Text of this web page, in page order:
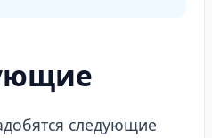
следующие